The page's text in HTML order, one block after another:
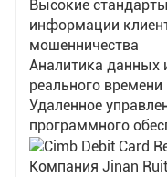
экономя более
улучшая качество
Например,
15 минут на
кассе всего 3
такие сервисы,
банкинг и обмен
официально
переводов
Высокие
информации
мошенничества
Аналитика данных
реального времени
Удаленное
программного
Компания Jinan